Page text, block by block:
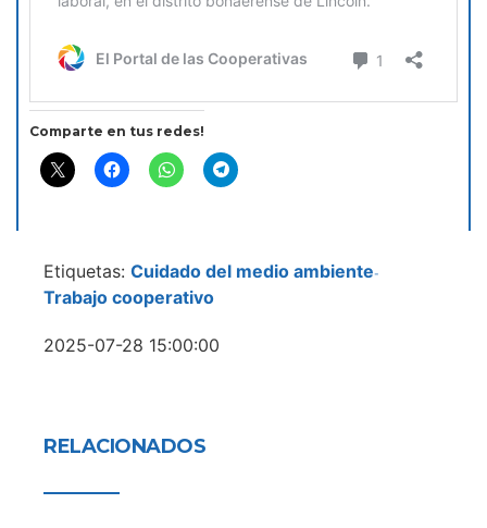
Comparte en tus redes!
Etiquetas: Cuidado del medio ambiente-
Trabajo cooperativo
2025-07-28 15:00:00
RELACIONADOS